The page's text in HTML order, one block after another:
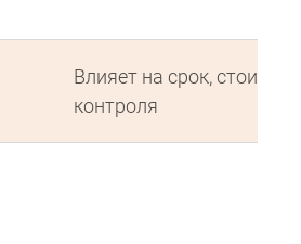
Влияет на срок,
контроля